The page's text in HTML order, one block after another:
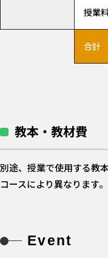
授業
合計
教本・教材費
別途、授業で使用する教
コースにより異なります
Event